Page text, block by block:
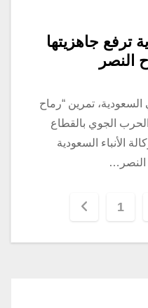
ترفع جاهزيتها
النصر
في السعودية، تمرين “رماح
الحرب الجوي بالقطاع
الأنباء السعودية
النصر…
1